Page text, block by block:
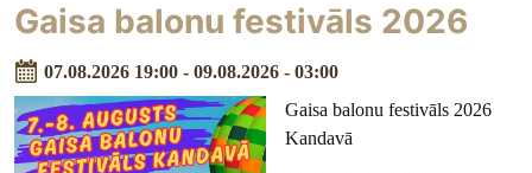
Gaisa balonu festivāls 2026
07.08.2026 19:00 - 09.08.2026 - 03:00
Gaisa balonu festivāls 2026
Kandavā